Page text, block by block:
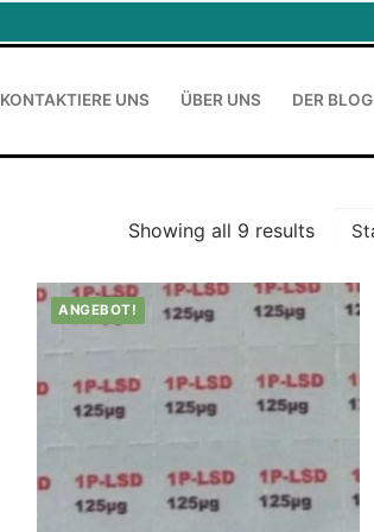
KONTAKTIERE UNS ÜBER UNS DER BLOG
Showing all 9 results
ANGEBOT!